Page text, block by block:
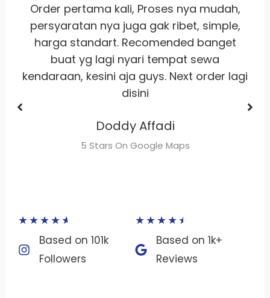
Whort it bangetpelayananramah
satset recomm banget lah pokoknya
buat sewa motor area jakarta
Dhimas Adrian Adrian
5 Stars On Google Maps
★★★★★
Based on 101k
Followers​
★★★★★
Based on 1k+
Reviews​